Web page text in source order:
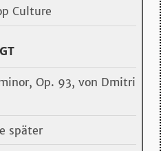
Culture
Op. 93, von Dmitri
später